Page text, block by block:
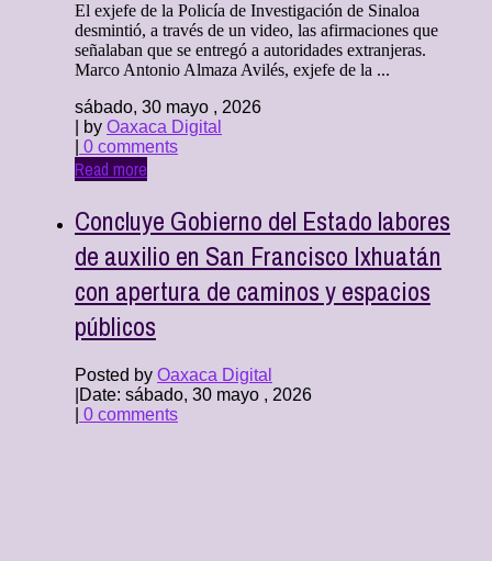
El exjefe de la Policía de Investigación de Sinaloa
desmintió, a través de un video, las afirmaciones que
señalaban que se entregó a autoridades extranjeras.
Marco Antonio Almaza Avilés, exjefe de la ...
sábado, 30 mayo , 2026
| by Oaxaca Digital
0 comments
Read more
Concluye Gobierno del Estado labores
de auxilio en San Francisco Ixhuatán
con apertura de caminos y espacios
públicos
Posted by Oaxaca Digital
Date: sábado, 30 mayo , 2026
0 comments